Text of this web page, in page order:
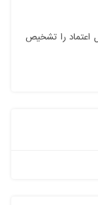
اعتماد را تشخیص